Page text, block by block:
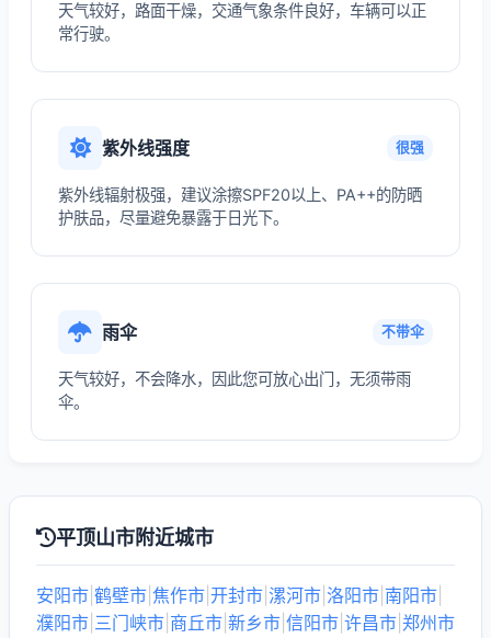
天气较好，路面干燥，交通气象条件良好，车辆可以正
常行驶。
紫外线强度 很强
紫外线辐射极强，建议涂擦SPF20以上、PA++的防晒
护肤品，尽量避免暴露于日光下。
雨伞 不带伞
天气较好，不会降水，因此您可放心出门，无须带雨
伞。
平顶山市附近城市
安阳市 鹤壁市 焦作市 开封市 漯河市 洛阳市 南阳市
濮阳市 三门峡市 商丘市 新乡市 信阳市 许昌市 郑州市